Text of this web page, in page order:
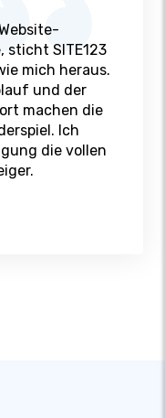
sticht SITE123
mich heraus.
und der
machen die
Ich
die vollen